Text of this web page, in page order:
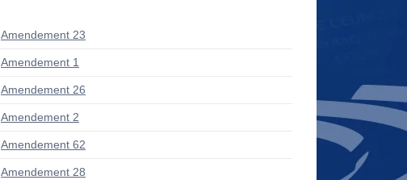
Amendement 23
Amendement 1
Amendement 26
Amendement 2
Amendement 62
Amendement 28